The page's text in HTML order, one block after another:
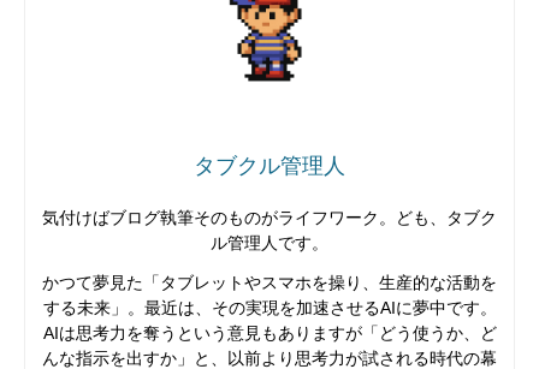
タブクル管理人
気付けばブログ執筆そのものがライフワーク。ども、タブク
ル管理人です。
かつて夢見た「タブレットやスマホを操り、生産的な活動を
する未来」。最近は、その実現を加速させるAIに夢中です。
AIは思考力を奪うという意見もありますが「どう使うか、ど
んな指示を出すか」と、以前より思考力が試される時代の幕